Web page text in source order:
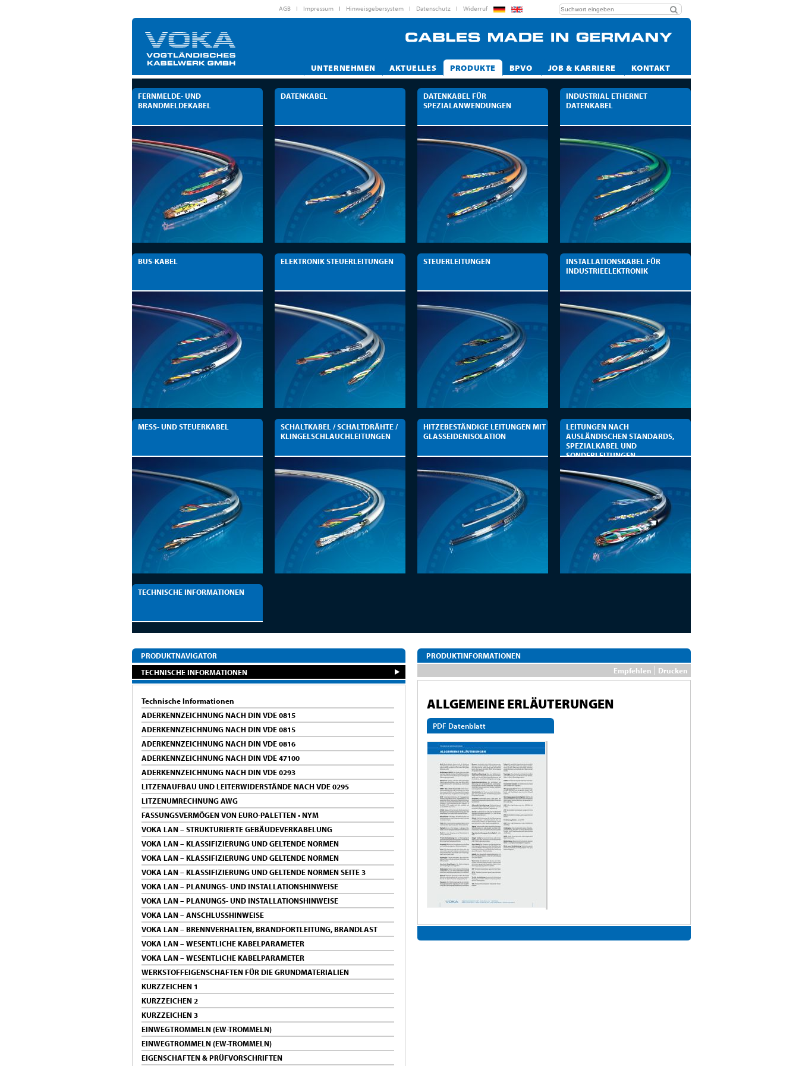
AGB Impressum Hinweisgebersystem Datenschutz Widerruf
UNTERNEHMEN AKTUELLES PRODUKTE BPVO JOB & KARRIERE KONTAKT
FERNMELDE- UND
BRANDMELDEKABEL
DATENKABEL
DATENKABEL FÜR
SPEZIALANWENDUNGEN
INDUSTRIAL ETHERNET
DATENKABEL
BUS-KABEL ELEKTRONIK STEUERLEITUNGEN STEUERLEITUNGEN
INSTALLATIONSKABEL FÜR
INDUSTRIEELEKTRONIK
MESS- UND STEUERKABEL
SCHALTKABEL / SCHALTDRÄHTE /
KLINGELSCHLAUCHLEITUNGEN
HITZEBESTÄNDIGE LEITUNGEN MIT
GLASSEIDENISOLATION
LEITUNGEN NACH
AUSLÄNDISCHEN STANDARDS,
SPEZIALKABEL UND
SONDERLEITUNGEN
TECHNISCHE INFORMATIONEN
PRODUKTNAVIGATOR
TECHNISCHE INFORMATIONEN
Technische Informationen
ADERKENNZEICHNUNG NACH DIN VDE 0815
ADERKENNZEICHNUNG NACH DIN VDE 0815
ADERKENNZEICHNUNG NACH DIN VDE 0816
ADERKENNZEICHNUNG NACH DIN VDE 47100
ADERKENNZEICHNUNG NACH DIN VDE 0293
LITZENAUFBAU UND LEITERWIDERSTÄNDE NACH VDE 0295
LITZENUMRECHNUNG AWG
FASSUNGSVERMÖGEN VON EURO-PALETTEN • NYM
VOKA LAN – STRUKTURIERTE GEBÄUDEVERKABELUNG
VOKA LAN – KLASSIFIZIERUNG UND GELTENDE NORMEN
VOKA LAN – KLASSIFIZIERUNG UND GELTENDE NORMEN
VOKA LAN – KLASSIFIZIERUNG UND GELTENDE NORMEN SEITE 3
VOKA LAN – PLANUNGS- UND INSTALLATIONSHINWEISE
VOKA LAN – PLANUNGS- UND INSTALLATIONSHINWEISE
VOKA LAN – ANSCHLUSSHINWEISE
VOKA LAN – BRENNVERHALTEN, BRANDFORTLEITUNG, BRANDLAST
VOKA LAN – WESENTLICHE KABELPARAMETER
VOKA LAN – WESENTLICHE KABELPARAMETER
WERKSTOFFEIGENSCHAFTEN FÜR DIE GRUNDMATERIALIEN
KURZZEICHEN 1
KURZZEICHEN 2
KURZZEICHEN 3
EINWEGTROMMELN (EW-TROMMELN)
EINWEGTROMMELN (EW-TROMMELN)
EIGENSCHAFTEN & PRÜFVORSCHRIFTEN
PRODUKTINFORMATIONEN
Empfehlen
Drucken
ALLGEMEINE ERLÄUTERUNGEN
PDF Datenblatt